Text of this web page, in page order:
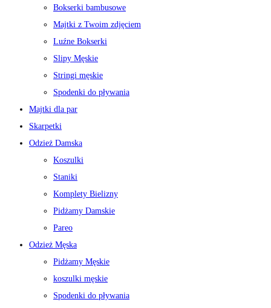
Bokserki bambusowe
Majtki z Twoim zdjęciem
Luźne Bokserki
Slipy Męskie
Stringi męskie
Spodenki do pływania
Majtki dla par
Skarpetki
Odzież Damska
Koszulki
Staniki
Komplety Bielizny
Pidżamy Damskie
Pareo
Odzież Męska
Pidżamy Męskie
koszulki męskie
Spodenki do pływania